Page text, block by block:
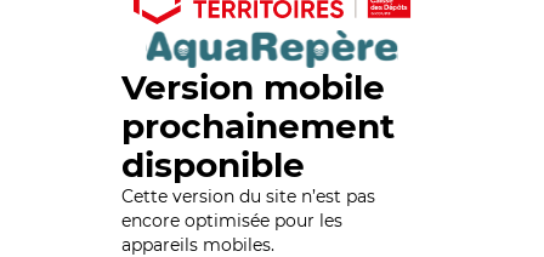
Version mobile
prochainement
disponible
Cette version du site n’est pas
encore optimisée pour les
appareils mobiles.